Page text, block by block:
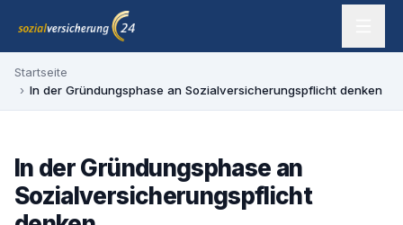
Zum Inhalt springen
sozialversicherung24 — Ihr Experte für SV-Befreiung
Startseite
› In der Gründungsphase an Sozialversicherungspflicht denken
In der Gründungsphase an
Sozialversicherungspflicht